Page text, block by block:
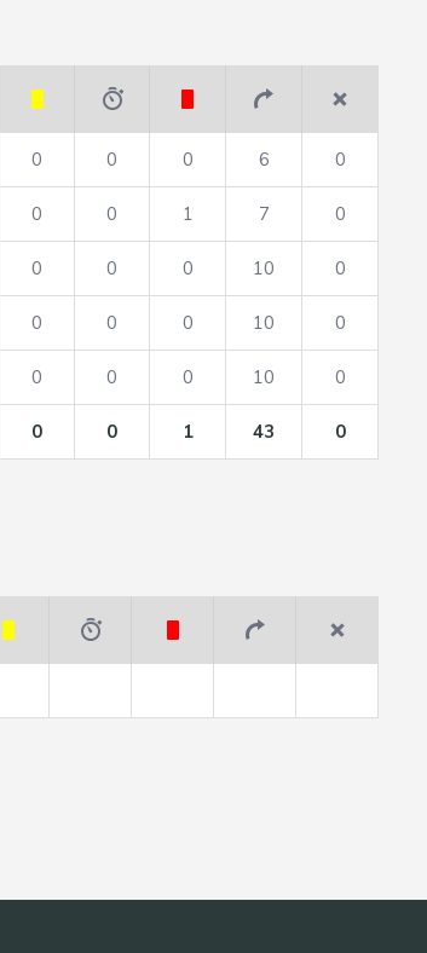
0 0 0 6 0
0 0 1 7 0
0 0 0 10 0
0 0 0 10 0
0 0 0 10 0
0 0 1 43 0